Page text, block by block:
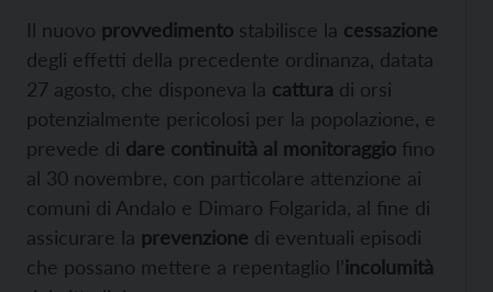
Il nuovo provvedimento stabilisce la cessazione
degli effetti della precedente ordinanza, datata
27 agosto, che disponeva la cattura di orsi
potenzialmente pericolosi per la popolazione, e
prevede di dare continuità al monitoraggio fino
al 30 novembre, con particolare attenzione ai
comuni di Andalo e Dimaro Folgarida, al fine di
assicurare la prevenzione di eventuali episodi
che possano mettere a repentaglio l’incolumità